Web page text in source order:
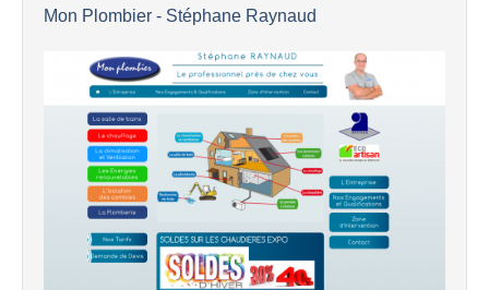
Mon Plombier - Stéphane Raynaud